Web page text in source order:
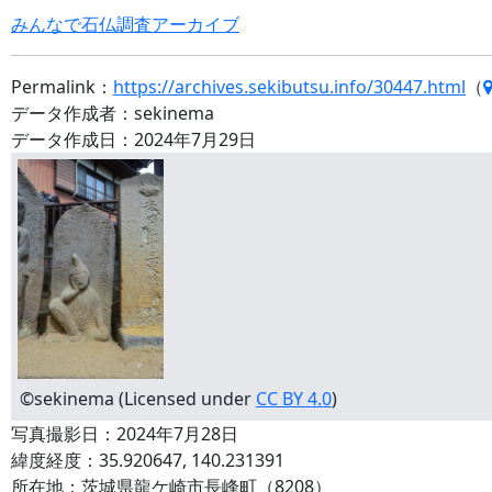
みんなで石仏調査アーカイブ
Permalink： https://archives.sekibutsu.info/30447.html （
データ作成者：sekinema
データ作成日：2024年7月29日
©sekinema (Licensed under CC BY 4.0)
写真撮影日：2024年7月28日
緯度経度：35.920647, 140.231391
所在地：茨城県龍ケ崎市長峰町（8208）